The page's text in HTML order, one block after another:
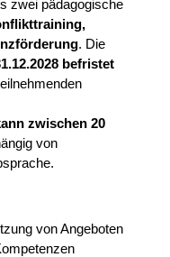
zwei pädagogische
. Die
befristet
zwischen 20
von
von Angeboten